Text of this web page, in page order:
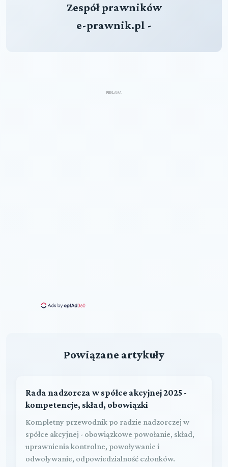
Zespół prawników
e-prawnik.pl -
REKLAMA
Powiązane artykuły
Rada nadzorcza w spółce akcyjnej 2025 -
kompetencje, skład, obowiązki
Kompletny przewodnik po radzie nadzorczej w
spółce akcyjnej - obowiązkowe powołanie, skład,
uprawnienia kontrolne, powoływanie i
odwoływanie, odpowiedzialność członków.